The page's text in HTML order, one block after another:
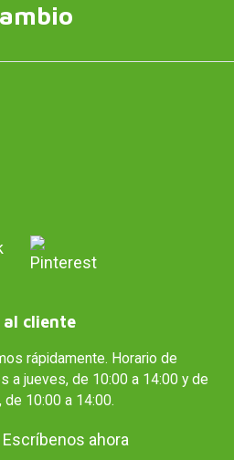
cliente
rápidamente. Horario de
a jueves, de 10:00 a 14:00 y de
10:00 a 14:00.
Escríbenos ahora